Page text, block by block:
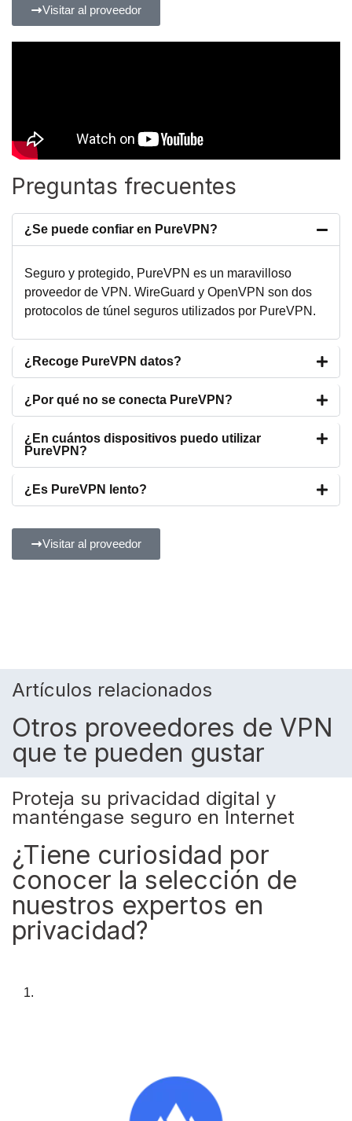
Visitar al proveedor
Preguntas frecuentes
¿Se puede confiar en PureVPN?
Seguro y protegido, PureVPN es un maravilloso
proveedor de VPN. WireGuard y OpenVPN son dos
protocolos de túnel seguros utilizados por PureVPN.
¿Recoge PureVPN datos?
¿Por qué no se conecta PureVPN?
¿En cuántos dispositivos puedo utilizar
PureVPN?
¿Es PureVPN lento?
Visitar al proveedor
Artículos relacionados
Otros proveedores de VPN
que te pueden gustar
Proteja su privacidad digital y
manténgase seguro en Internet
¿Tiene curiosidad por
conocer la selección de
nuestros expertos en
privacidad?
1.